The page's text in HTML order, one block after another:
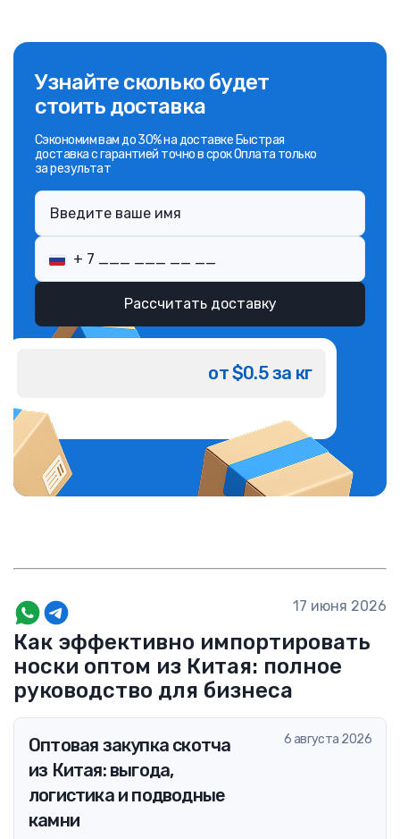
Как эффективно импортировать
носки оптом из Китая: полное
руководство для бизнеса
Узнайте сколько будет
стоить доставка
Сэкономим вам до 30% на доставке Быстрая
доставка с гарантией точно в срок Оплата только
за результат
Рассчитать доставку
от $0.5 за кг
17 июня 2026
Оптовая закупка скотча
из Китая: выгода,
логистика и подводные
камни
6 августа 2026